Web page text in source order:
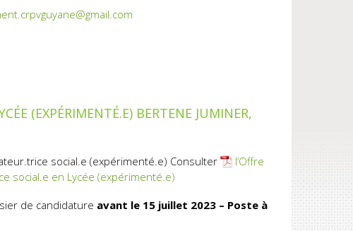
(EXPÉRIMENTÉ.E) BERTENE JUMINER,
social.e (expérimenté.e) Consulter
l’Offre
social.e en Lycée (expérimenté.e)
de candidature avant le 15 juillet 2023 – Poste à